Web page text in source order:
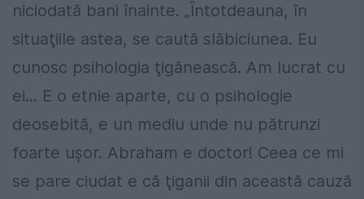
niciodată bani înainte. „Întotdeauna, în
situaţiile astea, se caută slăbiciunea. Eu
cunosc psihologia ţigănească. Am lucrat cu
ei... E o etnie aparte, cu o psihologie
deosebită, e un mediu unde nu pătrunzi
foarte uşor. Abraham e doctor! Ceea ce mi
se pare ciudat e că ţiganii din această cauză